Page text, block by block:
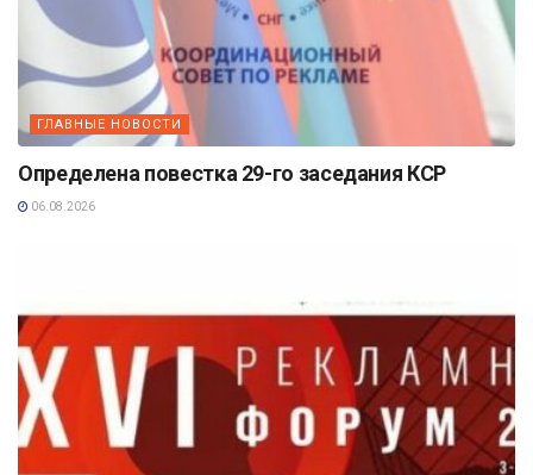
ГЛАВНЫЕ НОВОСТИ
Определена повестка 29-го заседания КСР
06.08.2026